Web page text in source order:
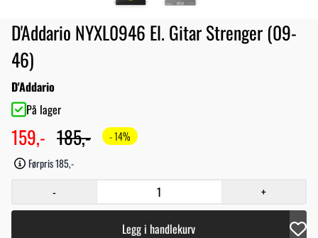
D'Addario NYXL0946 El. Gitar Strenger (09-
46)
D'Addario
På lager
159,- 185,-
- 14%
Førpris 185,-
- +
Legg i handlekurv